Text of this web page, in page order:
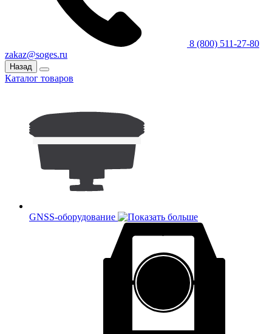
8 (800) 511-27-80
zakaz@soges.ru
Назад
Каталог товаров
GNSS-оборудование